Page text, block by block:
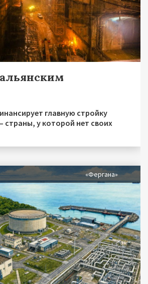
главную стройку
у которой нет своих
«Фергана»